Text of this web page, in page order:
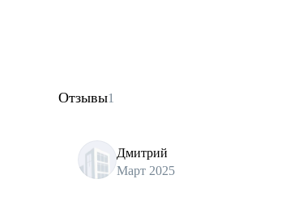
Отзывы1
Дмитрий
Март 2025